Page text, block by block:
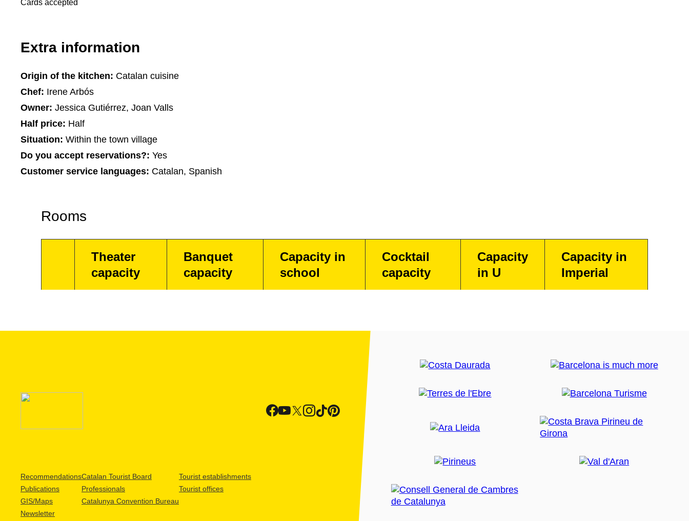
Cards accepted
Extra information
Origin of the kitchen: Catalan cuisine
Chef: Irene Arbós
Owner: Jessica Gutiérrez, Joan Valls
Half price: Half
Situation: Within the town village
Do you accept reservations?: Yes
Customer service languages: Catalan, Spanish
Rooms
Theater
capacity
Banquet
capacity
Capacity in
school
Cocktail
capacity
Capacity
in U
Capacity in
Imperial
Recommendations
Publications
GIS/Maps
Newsletter
Catalan Tourist Board
Professionals
Catalunya Convention Bureau
Tourist establishments
Tourist offices